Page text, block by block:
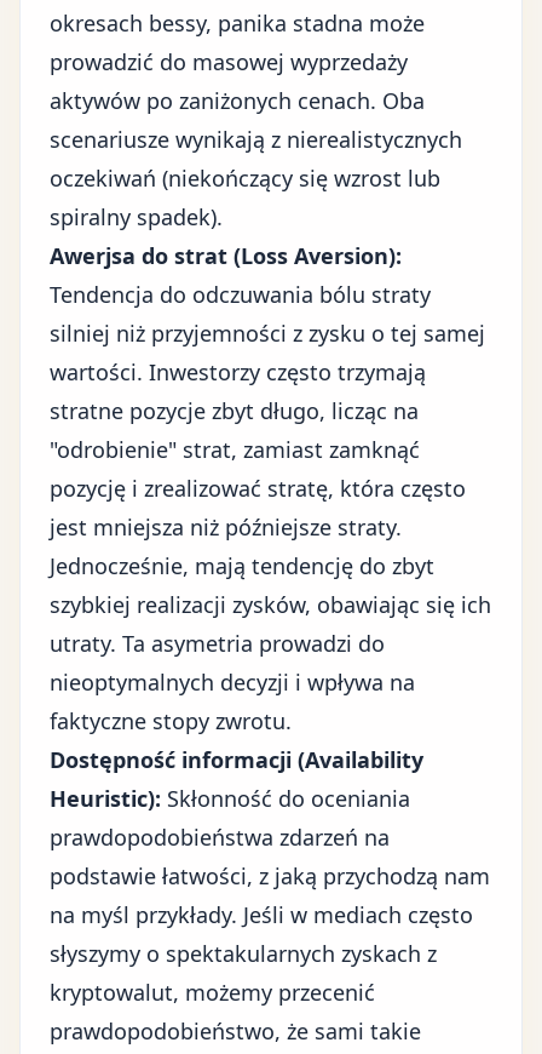
okresach bessy, panika stadna może
prowadzić do masowej wyprzedaży
aktywów po zaniżonych cenach. Oba
scenariusze wynikają z nierealistycznych
oczekiwań (niekończący się wzrost lub
spiralny spadek).
Awerjsa do strat (Loss Aversion):
Tendencja do odczuwania bólu straty
silniej niż przyjemności z zysku o tej samej
wartości. Inwestorzy często trzymają
stratne pozycje zbyt długo, licząc na
"odrobienie" strat, zamiast zamknąć
pozycję i zrealizować stratę, która często
jest mniejsza niż późniejsze straty.
Jednocześnie, mają tendencję do zbyt
szybkiej realizacji zysków, obawiając się ich
utraty. Ta asymetria prowadzi do
nieoptymalnych decyzji i wpływa na
faktyczne stopy zwrotu.
Dostępność informacji (Availability
Heuristic): Skłonność do oceniania
prawdopodobieństwa zdarzeń na
podstawie łatwości, z jaką przychodzą nam
na myśl przykłady. Jeśli w mediach często
słyszymy o spektakularnych zyskach z
kryptowalut, możemy przecenić
prawdopodobieństwo, że sami takie